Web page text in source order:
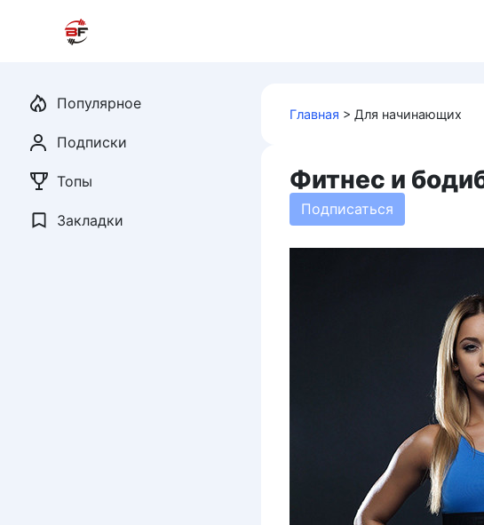
Главная > Для начинающих
Фитнес и
Подписаться
Популярное
Подписки
Топы
Закладки